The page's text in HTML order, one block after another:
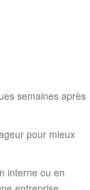
semaines après
pour mieux
interne ou en